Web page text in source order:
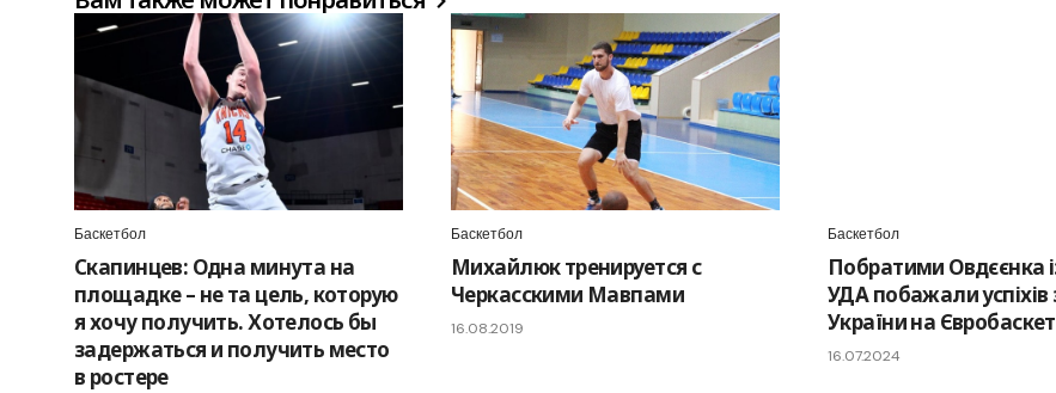
Баскетбол
Скапинцев: Одна минута на
площадке – не та цель, которую
я хочу получить. Хотелось бы
задержаться и получить место
в ростере
Баскетбол
Михайлюк тренируется с
Черкасскими Мавпами
16.08.2019
Баскетбол
Побратими Овдєєнка
УДА побажали успіхів
України на
16.07.2024